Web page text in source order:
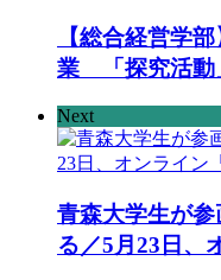
【総合経営学
業 「探究活動
Next
青森大学生が
る／5月23日、